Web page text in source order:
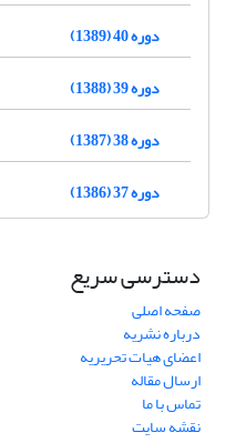
دوره 40 (1389)
دوره 39 (1388)
دوره 38 (1387)
دوره 37 (1386)
دسترسی سریع
صفحه اصلی
درباره نشریه
اعضای هیات تحریریه
ارسال مقاله
تماس با ما
نقشه سایت